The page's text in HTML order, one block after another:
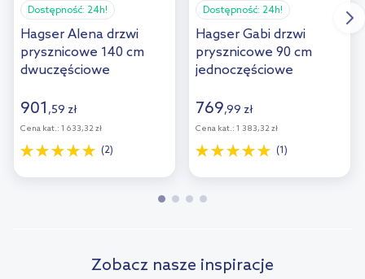
Dostępność: 24h!
Hagser Alena drzwi
prysznicowe 140 cm
dwuczęściowe
błyszczący/szkło
przezroczyste
HGR80000021
901 ,59 zł
Cena kat.: 1 633,32 zł
(2)
Dostępność: 24h!
Hagser Gabi drzwi
prysznicowe 90 cm
jednoczęściowe
błyszczący/szkło
przezroczyste
HGR12000021
769,99 zł
Cena kat.: 1 383,32 zł
(1)
Zobacz nasze inspiracje